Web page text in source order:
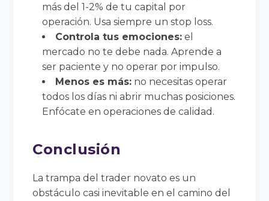
más del 1-2% de tu capital por
operación. Usa siempre un stop loss.
Controla tus emociones: el
mercado no te debe nada. Aprende a
ser paciente y no operar por impulso.
Menos es más: no necesitas operar
todos los días ni abrir muchas posiciones.
Enfócate en operaciones de calidad.
Conclusión
La trampa del trader novato es un
obstáculo casi inevitable en el camino del